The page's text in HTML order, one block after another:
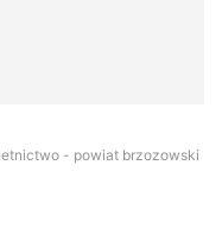
- powiat brzozowski